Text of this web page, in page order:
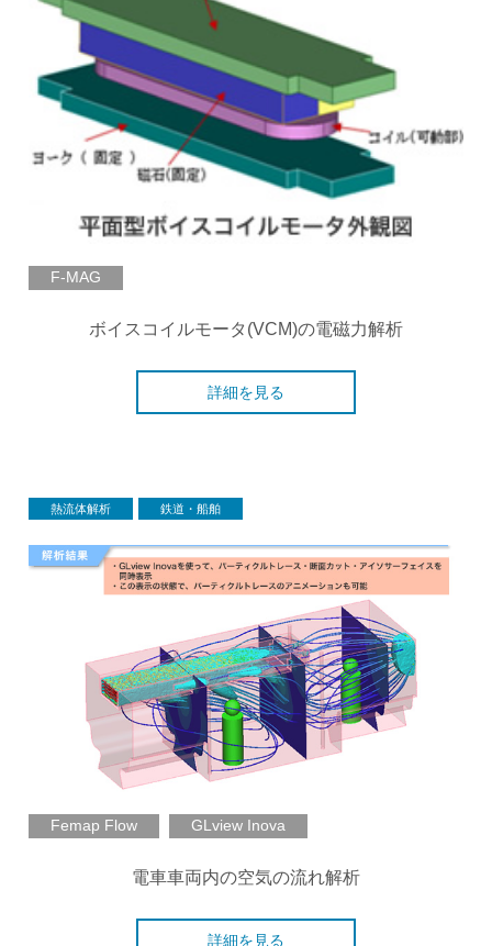
F-MAG
ボイスコイルモータ(VCM)の電磁力解析
詳細を見る
熱流体解析 鉄道・船舶
Femap Flow GLview Inova
電車車両内の空気の流れ解析
詳細を見る